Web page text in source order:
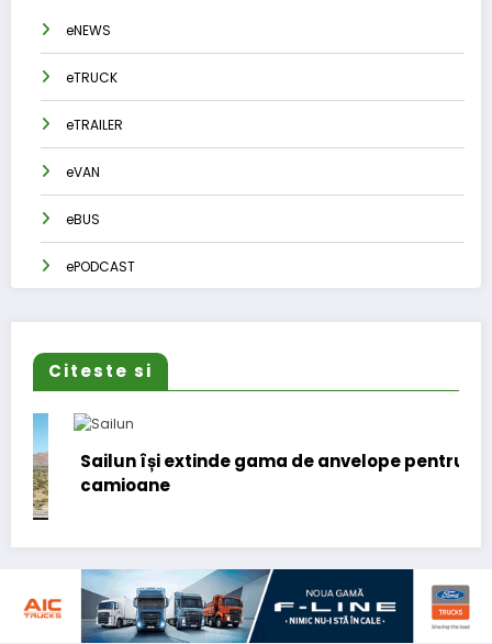
eNEWS
eTRUCK
eTRAILER
eVAN
eBUS
ePODCAST
Citeste si
Sailun își extinde gama de anvelope pentru
camioane